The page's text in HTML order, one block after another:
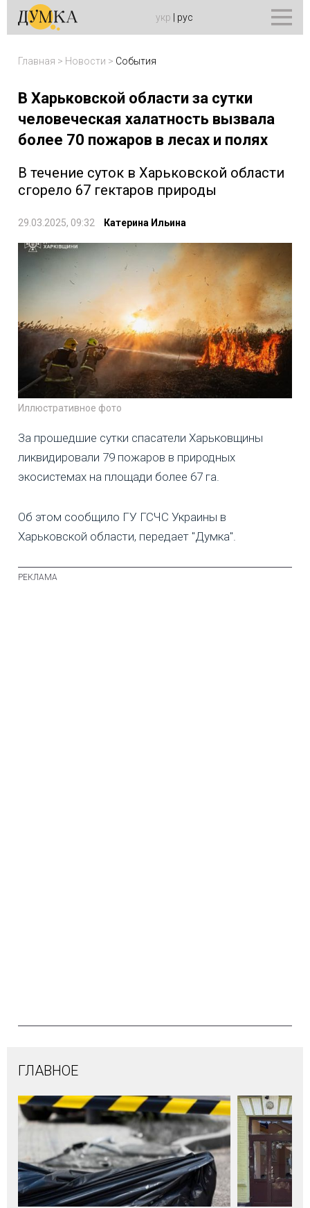
укр рус
Главная > Новости > События
В Харьковской области за сутки
человеческая халатность вызвала
более 70 пожаров в лесах и полях
В течение суток в Харьковской области
сгорело 67 гектаров природы
29.03.2025, 09:32 Катерина Ильина
Иллюстративное фото
За прошедшие сутки спасатели Харьковщины
ликвидировали 79 пожаров в природных
экосистемах на площади более 67 га.
Об этом сообщило ГУ ГСЧС Украины в
Харьковской области, передает "Думка".
ГЛАВНОЕ